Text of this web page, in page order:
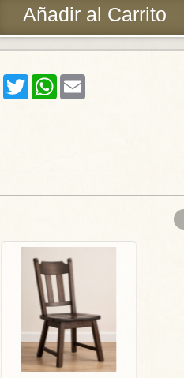
Añadir al Carrito
FacebookTwitter WhatsApp